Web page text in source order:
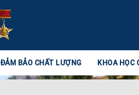
ĐẢM BẢO CHẤT LƯỢNG KHOA HỌC